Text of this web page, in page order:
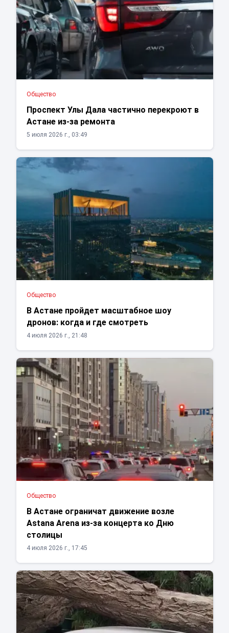
Общество
Проспект Улы Дала частично перекроют в
Астане из-за ремонта
5 июля 2026 г., 03:49
Общество
В Астане пройдет масштабное шоу
дронов: когда и где смотреть
4 июля 2026 г., 21:48
Общество
В Астане ограничат движение возле
Astana Arena из-за концерта ко Дню
столицы
4 июля 2026 г., 17:45